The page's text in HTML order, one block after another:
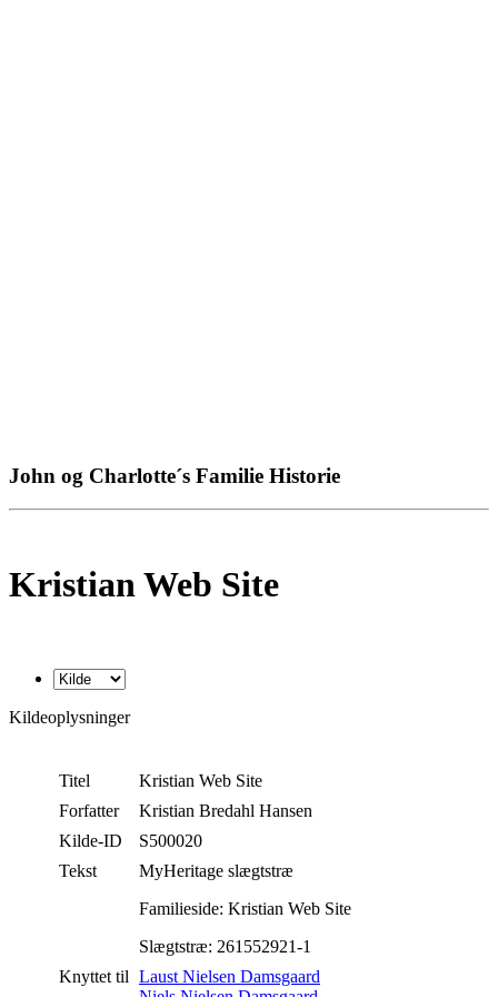
John og Charlotte´s Familie Historie
Kristian Web Site
Kildeoplysninger
Titel
Kristian Web Site
Forfatter
Kristian Bredahl Hansen
Kilde-ID
S500020
Tekst
MyHeritage slægtstræ
Familieside: Kristian Web Site
Slægtstræ: 261552921-1
Knyttet til Laust Nielsen Damsgaard